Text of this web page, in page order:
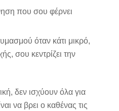
που σου φέρνει
όταν κάτι μικρό,
σου κεντρίζει την
δεν ισχύουν όλα για
να βρει ο καθένας τις